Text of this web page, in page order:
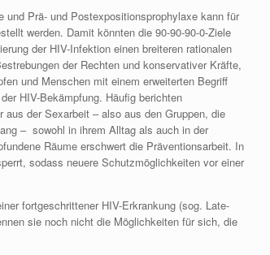
Prä- und Postexpositionsprophylaxe kann für
werden. Damit könnten die 90-90-90-0-Ziele
der HIV-Infektion einen breiteren rationalen
der Rechten und konservativer Kräfte,
und Menschen mit einem erweiterten Begriff
HIV-Bekämpfung. Häufig berichten
der Sexarbeit – also aus den Gruppen, die
– sowohl in ihrem Alltag als auch in der
Räume erschwert die Präventionsarbeit. In
sodass neuere Schutzmöglichkeiten vor einer
fortgeschrittener HIV-Erkrankung (sog. Late-
sie noch nicht die Möglichkeiten für sich, die